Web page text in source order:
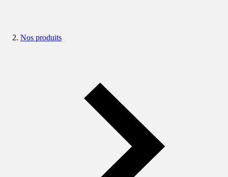
Nos produits